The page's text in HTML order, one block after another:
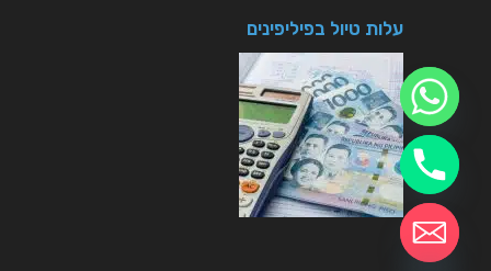
עלות טיול בפיליפינים
Hide
chaty